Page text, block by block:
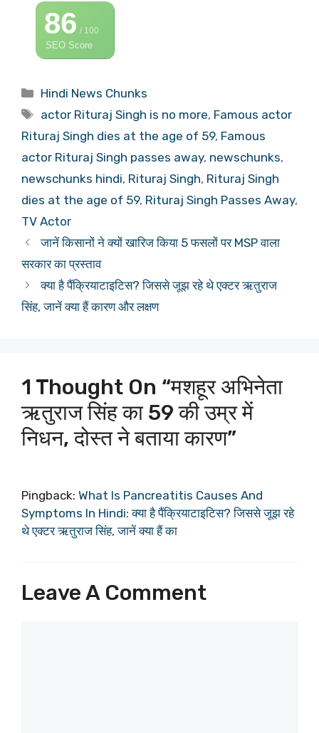
86/ 100
SEO Score
Categories
Hindi News Chunks
Tags
actor Rituraj Singh is no more, Famous actor
Rituraj Singh dies at the age of 59, Famous
actor Rituraj Singh passes away, newschunks,
newschunks hindi, Rituraj Singh, Rituraj Singh
dies at the age of 59, Rituraj Singh Passes Away,
TV Actor
जानें किसानों ने क्यों खारिज किया 5 फसलों पर MSP वाला
सरकार का प्रस्ताव
क्या है पैंक्रियाटाइटिस? जिससे जूझ रहे थे एक्टर ऋतुराज
सिंह, जानें क्या हैं कारण और लक्षण
1 Thought On “मशहूर अभिनेता
ऋतुराज सिंह का 59 की उम्र में
निधन, दोस्त ने बताया कारण”
Pingback: What Is Pancreatitis Causes And
Symptoms In Hindi: क्या है पैंक्रियाटाइटिस? जिससे जूझ रहे
थे एक्टर ऋतुराज सिंह, जानें क्या हैं का
Leave A Comment